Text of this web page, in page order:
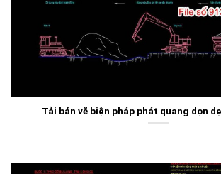
Tải bản vẽ biện pháp phát quang dọn